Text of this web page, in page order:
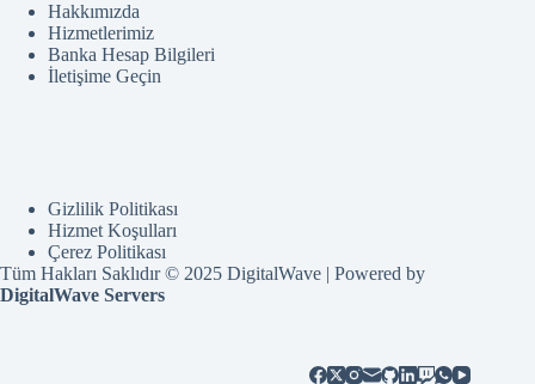
Hakkımızda
Hizmetlerimiz
Banka Hesap Bilgileri
İletişime Geçin
Gizlilik Politikası
Hizmet Koşulları
Çerez Politikası
Tüm Hakları Saklıdır © 2025 DigitalWave | Powered by
DigitalWave Servers